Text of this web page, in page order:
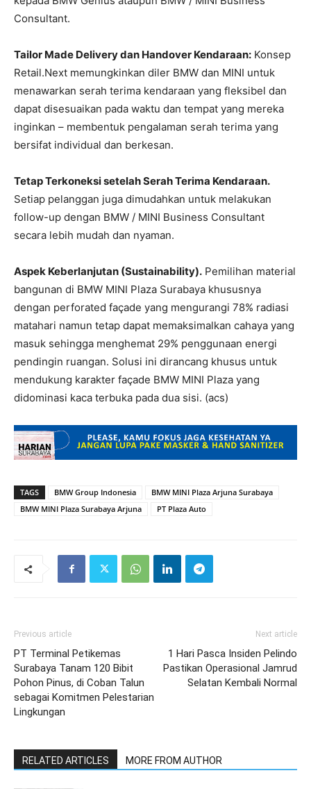
Consultant.
Tailor Made Delivery dan Handover Kendaraan: Konsep
Retail.Next memungkinkan diler BMW dan MINI untuk
menawarkan serah terima kendaraan yang fleksibel dan
dapat disesuaikan pada waktu dan tempat yang mereka
inginkan – membentuk pengalaman serah terima yang
bersifat individual dan berkesan.
Tetap Terkoneksi setelah Serah Terima Kendaraan.
Setiap pelanggan juga dimudahkan untuk melakukan
follow-up dengan BMW / MINI Business Consultant
secara lebih mudah dan nyaman.
Aspek Keberlanjutan (Sustainability). Pemilihan material
bangunan di BMW MINI Plaza Surabaya khususnya
dengan perforated façade yang mengurangi 78% radiasi
matahari namun tetap dapat memaksimalkan cahaya yang
masuk sehingga menghemat 29% penggunaan energi
pendingin ruangan. Solusi ini dirancang khusus untuk
mendukung karakter façade BMW MINI Plaza yang
didominasi kaca terbuka pada dua sisi. (acs)
TAGS BMW Group Indonesia
BMW MINI Plaza Arjuna Surabaya
BMW MINI Plaza Surabaya Arjuna
PT Plaza Auto
Previous article
PT Terminal Petikemas
Surabaya Tanam 120 Bibit
Pohon Pinus, di Coban Talun
sebagai Komitmen Pelestarian
Lingkungan
Next article
1 Hari Pasca Insiden Pelindo
Pastikan Operasional Jamrud
Selatan Kembali Normal
RELATED ARTICLES MORE FROM AUTHOR